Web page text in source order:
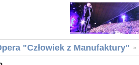
"Człowiek z Manufaktury"